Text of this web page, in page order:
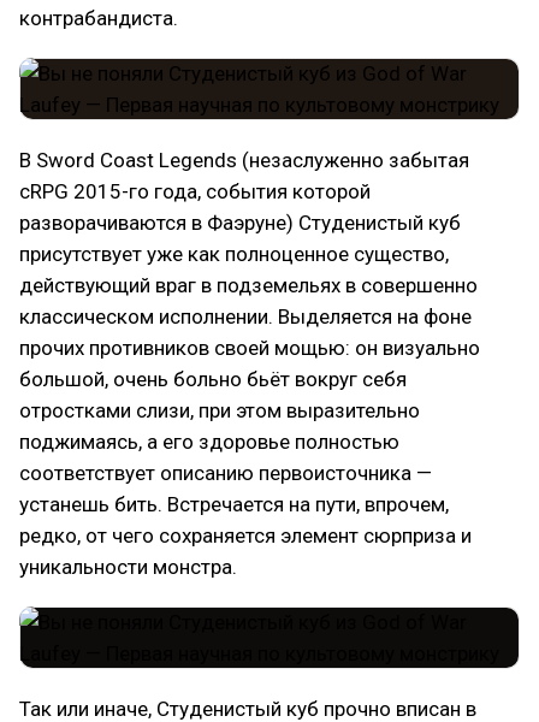
контрабандиста.
В Sword Coast Legends (незаслуженно забытая
cRPG 2015-го года, события которой
разворачиваются в Фаэруне) Студенистый куб
присутствует уже как полноценное существо,
действующий враг в подземельях в совершенно
классическом исполнении. Выделяется на фоне
прочих противников своей мощью: он визуально
большой, очень больно бьёт вокруг себя
отростками слизи, при этом выразительно
поджимаясь, а его здоровье полностью
соответствует описанию первоисточника —
устанешь бить. Встречается на пути, впрочем,
редко, от чего сохраняется элемент сюрприза и
уникальности монстра.
Так или иначе, Студенистый куб прочно вписан в